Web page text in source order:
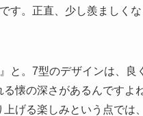
す。正直、少し羨ましく
と。7型のデザインは、良
懐の深さがあるんですよ
げる楽しみという点では